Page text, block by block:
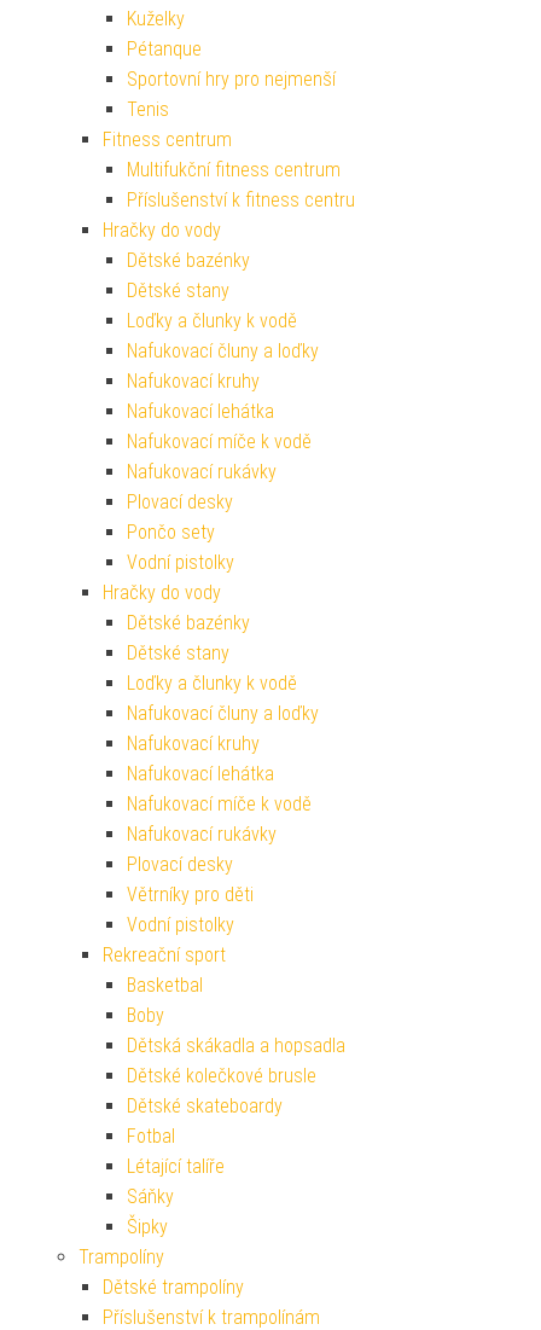
Kuželky
Pétanque
Sportovní hry pro nejmenší
Tenis
Fitness centrum
Multifukční fitness centrum
Příslušenství k fitness centru
Hračky do vody
Dětské bazénky
Dětské stany
Loďky a člunky k vodě
Nafukovací čluny a loďky
Nafukovací kruhy
Nafukovací lehátka
Nafukovací míče k vodě
Nafukovací rukávky
Plovací desky
Pončo sety
Vodní pistolky
Hračky do vody
Dětské bazénky
Dětské stany
Loďky a člunky k vodě
Nafukovací čluny a loďky
Nafukovací kruhy
Nafukovací lehátka
Nafukovací míče k vodě
Nafukovací rukávky
Plovací desky
Větrníky pro děti
Vodní pistolky
Rekreační sport
Basketbal
Boby
Dětská skákadla a hopsadla
Dětské kolečkové brusle
Dětské skateboardy
Fotbal
Létající talíře
Sáňky
Šipky
Trampolíny
Dětské trampolíny
Příslušenství k trampolínám